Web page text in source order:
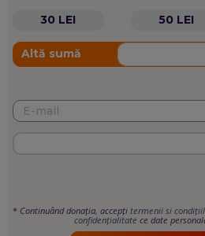
30 LEI
50 LEI
Altă sumă
* Continuând donația, accepți termenii si
confidențialitate ce date